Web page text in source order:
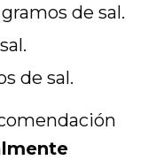
gramos de sal.
de sal.